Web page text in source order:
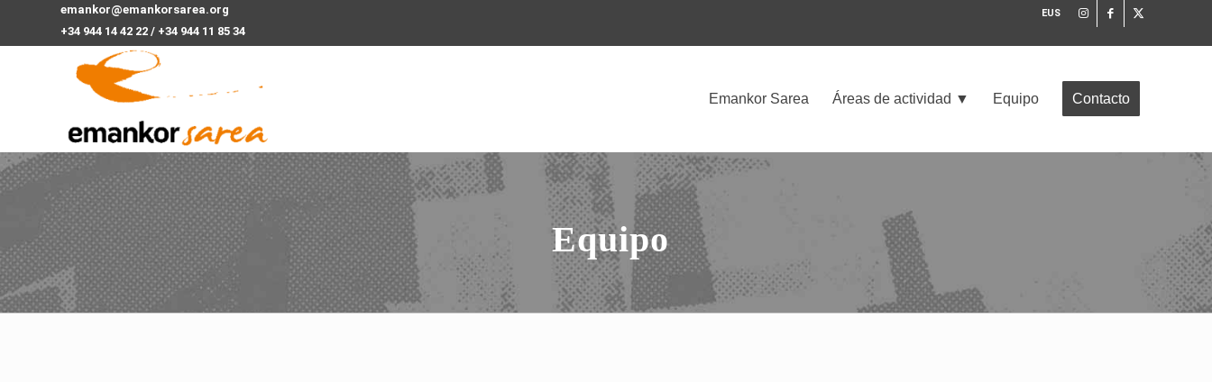
EUS
emankor@emankorsarea.org
+34 944 14 42 22 / +34 944 11 85 34
Emankor Sarea Áreas de actividad ▼ Equipo Contacto
Equipo